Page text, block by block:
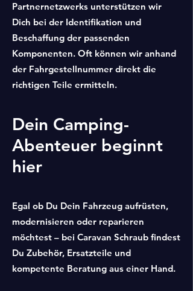
Partnernetzwerks unterstützen wir
Dich bei der Identifikation und
Beschaffung der passenden
Komponenten. Oft können wir anhand
der Fahrgestellnummer direkt die
richtigen Teile ermitteln.
Dein Camping-
Abenteuer beginnt
hier
Egal ob Du Dein Fahrzeug aufrüsten,
modernisieren oder reparieren
möchtest – bei Caravan Schraub findest
Du Zubehör, Ersatzteile und
kompetente Beratung aus einer Hand.